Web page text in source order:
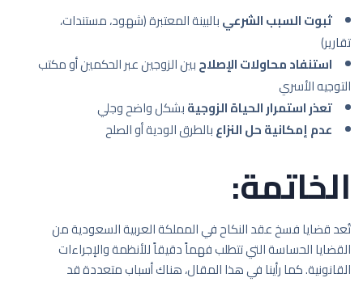
ثبوت السبب الشرعيبالبينة المعتبرة (شهود، مستندات،
تقارير)
استنفاد محاولات الإصلاحبين الزوجين عبر الحكمين أو مكتب
التوجيه الأسري
تعذر استمرار الحياة الزوجيةبشكل واضح وجلي
عدم إمكانية حل النزاعبالطرق الودية أو الصلح
الخاتمة:
تُعد قضايا فسخ عقد النكاح في المملكة العربية السعودية من
القضايا الحساسة التي تتطلب فهماً دقيقاً للأنظمة والإجراءات
القانونية. كما رأينا في هذا المقال، هناك أسباب متعددة قد